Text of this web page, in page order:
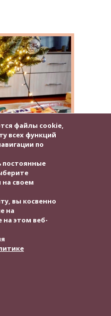
радости на
фотографии от наших
сколько радости на
Ярцевой Виктории из
файлы cookie,
всех функций
по
постоянные
своем
вы косвенно
на
на этом веб-